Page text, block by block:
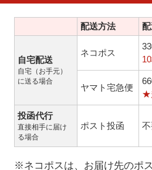
配送方法
自宅配送
自宅（お手元）
に送る場合
ネコポス
ヤマト宅急便
★
投函代行
直接相手に届け
る場合
ポスト投函
※ネコポスは、お届け先のポ